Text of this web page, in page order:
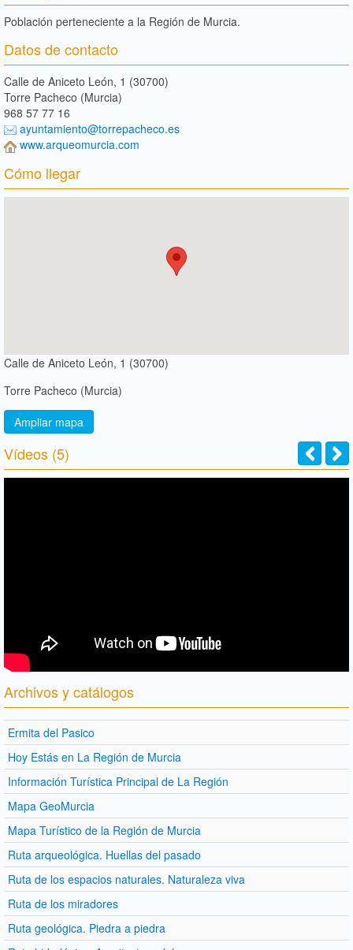
Población perteneciente a la Región de Murcia.
Datos de contacto
Calle de Aniceto León, 1 (30700)
Torre Pacheco (Murcia)
968 57 77 16‎
ayuntamiento@torrepacheco.es
www.arqueomurcia.com
Cómo llegar
Calle de Aniceto León, 1 (30700)
Torre Pacheco (Murcia)
Ampliar mapa
Vídeos (5)
Archivos y catálogos
Ermita del Pasico
Hoy Estás en La Región de Murcia
Información Turística Principal de La Región
Mapa GeoMurcia
Mapa Turístico de la Región de Murcia
Ruta arqueológica. Huellas del pasado
Ruta de los espacios naturales. Naturaleza viva
Ruta de los miradores
Ruta geológica. Piedra a piedra